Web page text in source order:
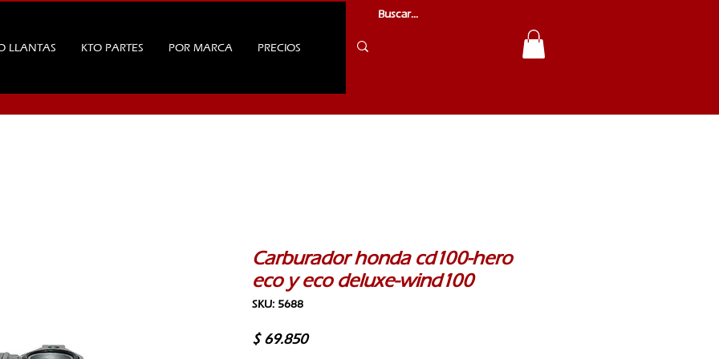
LLANTAS KTO PARTES POR MARCA PRECIOS
Carburador honda cd100-hero
eco y eco deluxe-wind100
SKU: 5688
$ 69.850Precio